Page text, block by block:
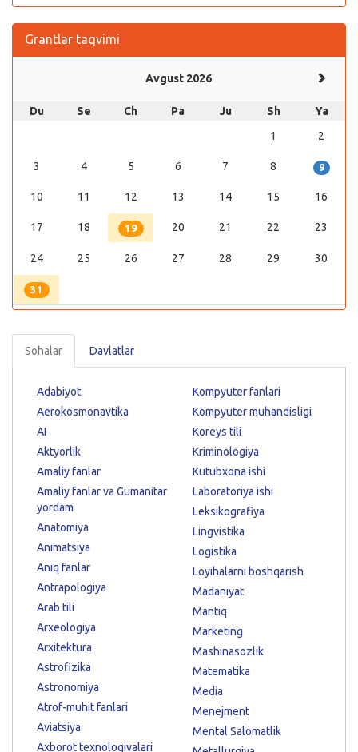
Grantlar taqvimi
Avgust 2026
Du Se Ch Pa Ju Sh
Ya
1
2
3 4 5 6 7 8 9
10 11 12 13 14 15 16
17 18 19 20 21 22 23
24 25 26 27 28 29 30
31
Sohalar Davlatlar
Adabiyot
Aerokosmonavtika
AI
Aktyorlik
Amaliy fanlar
Amaliy fanlar va Gumanitar
yordam
Anatomiya
Animatsiya
Aniq fanlar
Antrapologiya
Arab tili
Arxeologiya
Arxitektura
Astrofizika
Astronomiya
Atrof-muhit fanlari
Aviatsiya
Axborot texnologiyalari
Kompyuter fanlari
Kompyuter muhandisligi
Koreys tili
Kriminologiya
Kutubxona ishi
Laboratoriya ishi
Leksikografiya
Lingvistika
Logistika
Loyihalarni boshqarish
Madaniyat
Mantiq
Marketing
Mashinasozlik
Matematika
Media
Menejment
Mental Salomatlik